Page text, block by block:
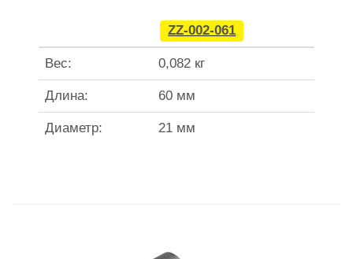
ZZ-002-061
Вес: 0,082 кг
Длина: 60 мм
Диаметр: 21 мм